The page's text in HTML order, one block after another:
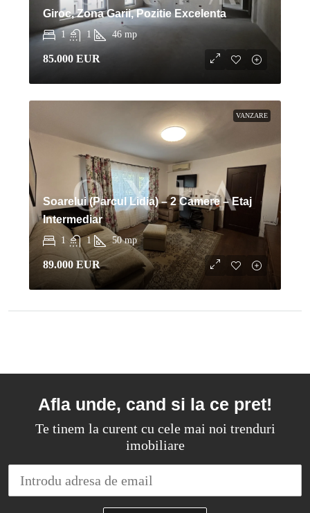
Giroc, Zona Garii, Pozitie Excelenta
1 1 46 mp
85.000 EUR
VANZARE
Soarelui (Parcul Lidia) – 2 Camere – Etaj
Intermediar
1 1 50 mp
89.000 EUR
Afla unde, cand si la ce pret!
Te tinem la curent cu cele mai noi trenduri
imobiliare